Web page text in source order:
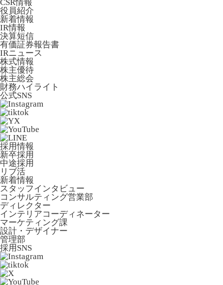
CSR情報
役員紹介
新着情報
IR情報
決算短信
有価証券報告書
IRニュース
株式情報
株主優待
株主総会
財務ハイライト
公式SNS
採用情報
新卒採用
中途採用
リブ活
新着情報
スタッフインタビュー
コンサルティング営業部
ディレクター
インテリアコーディネーター
マーケティング課
設計・デザイナー
管理部
採用SNS